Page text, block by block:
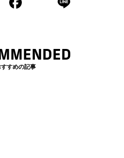
すすめの記事